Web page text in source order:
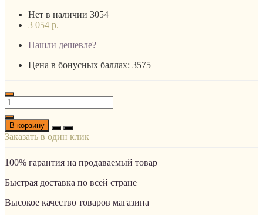
Нет в наличии 3054
3 054 р.
Нашли дешевле?
Цена в бонусных баллах: 3575
В корзину
Заказать в один клик
100% гарантия на продаваемый товар
Быстрая доставка по всей стране
Высокое качество товаров магазина